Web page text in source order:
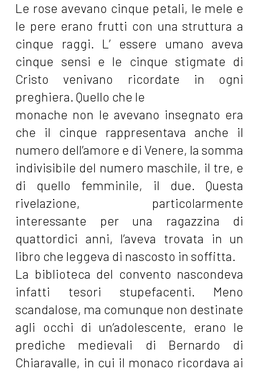
Le rose avevano cinque petali, le mele e
le pere erano frutti con una struttura a
cinque raggi. L’ essere umano aveva
cinque sensi e le cinque stigmate di
Cristo venivano ricordate in ogni
preghiera. Quello che le
monache non le avevano insegnato era
che il cinque rappresentava anche il
numero dell’amore e di Venere, la somma
indivisibile del numero maschile, il tre, e
di quello femminile, il due. Questa
rivelazione, particolarmente
interessante per una ragazzina di
quattordici anni, l’aveva trovata in un
libro che leggeva di nascosto in soffitta.
La biblioteca del convento nascondeva
infatti tesori stupefacenti. Meno
scandalose, ma comunque non destinate
agli occhi di un’adolescente, erano le
prediche medievali di Bernardo di
Chiaravalle, in cui il monaco ricordava ai